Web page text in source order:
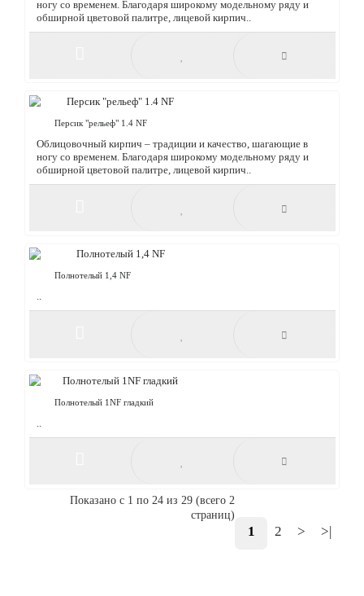
Персик "бархат" 1 NF
ногу со временем. Благодаря широкому модельному ряду и
обширной цветовой палитре, лицевой ..
Персик "бархат" 1,4 NF
Облицовочный кирпич – традиции и качество, шагающие в
Облицовочный кирпич – традиции и качество, шагающие в
ногу со временем. Благодаря широкому модельному ряду и
обширной цветовой палитре, лицевой кирпич..
1 2 > >|
Показано с 1 по 24 из 29 (всего 2
страниц)